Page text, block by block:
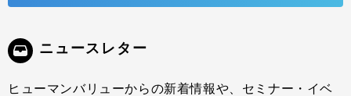
ニュースレター
ヒューマンバリューからの新着情報や、セミナー・イベ